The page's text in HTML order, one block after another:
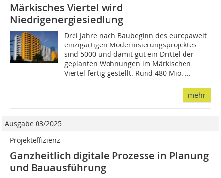
Märkisches Viertel wird
Niedrigenergiesiedlung
Drei Jahre nach Baubeginn des europaweit
einzigartigen Modernisierungsprojektes
sind 5000 und damit gut ein Drittel der
geplanten Wohnungen im Märkischen
Viertel fertig gestellt. Rund 480 Mio. ...
mehr
Ausgabe 03/2025
Projekteffizienz
Ganzheitlich digitale Prozesse in Planung
und Bauausführung